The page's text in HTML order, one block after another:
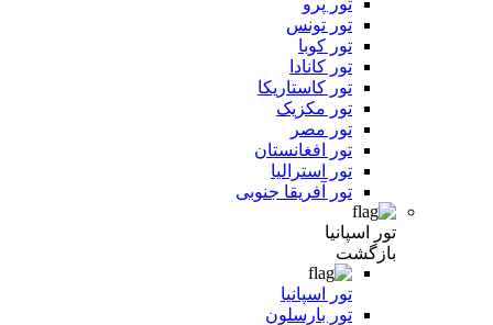
تور پرو
تور تونس
تور کوبا
تور کانادا
تور کاستاریکا
تور مکزیک
تور مصر
تور افغانستان
تور استرالیا
تور آفریقا جنوبی
تور اسپانیا
بازگشت
تور اسپانیا
تور بارسلون